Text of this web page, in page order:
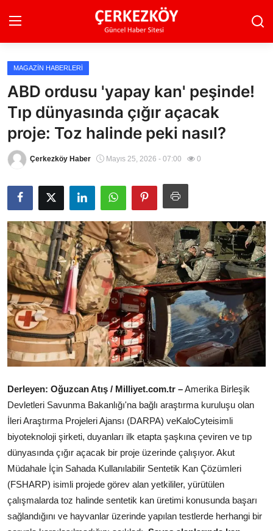
Ana Sayfa
Son Dakika
Ekonomi Haberleri
Magazin Haberleri
Spor Haberleri
Teknoloji Haberleri
Dünya Haberleri
Çerkezköy
MAGAZIN HABERLERI
ABD ordusu 'yapay kan' peşinde!
Tıp dünyasında çığır açacak
proje: Toz halinde peki nasıl?
Çerkezköy Haber Mayıs 25, 2026 - 07:00 0
Derleyen: Oğuzcan Atış / Milliyet.com.tr –Amerika Birleşik
Devletleri Savunma Bakanlığı'na bağlı araştırma kuruluşu olan
İleri Araştırma Projeleri Ajansı (DARPA) veKaloCyteisimli
biyoteknoloji şirketi, duyanları ilk etapta şaşkına çeviren ve tıp
dünyasında çığır açacak bir proje üzerinde çalışıyor. Akut
Müdahale İçin Sahada Kullanılabilir Sentetik Kan Çözümleri
(FSHARP) isimli projede görev alan yetkililer, yürütülen
çalışmalarda toz halinde sentetik kan üretimi konusunda başarı
sağlandığını ve hayvanlar üzerinde yapılan testlerde herhangi bir